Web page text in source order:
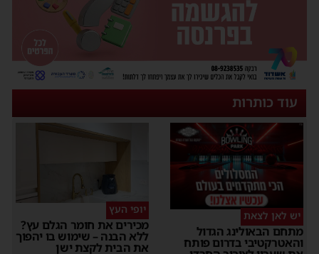
עוד כותרות
יש לאן לצאת
מתחם הבאולינג הגדול
והאטרקטיבי בדרום פותח
יופי העץ
מכירים את חומר הגלם עץ?
ללא הבנה – שימוש בו יהפוך
את הבית לקצת ישן